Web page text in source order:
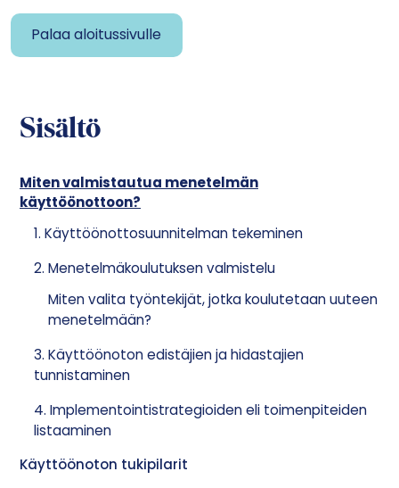
Palaa aloitussivulle
Sisältö
Miten valmistautua menetelmän
käyttöönottoon?
1. Käyttöönottosuunnitelman tekeminen
2. Menetelmäkoulutuksen valmistelu
Miten valita työntekijät, jotka koulutetaan uuteen
menetelmään?
3. Käyttöönoton edistäjien ja hidastajien
tunnistaminen
4. Implementointistrategioiden eli toimenpiteiden
listaaminen
Käyttöönoton tukipilarit